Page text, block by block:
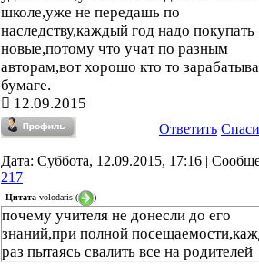
школе,уже не передашь по
наследству,каждый год надо покупать
новые,потому что учат по разным
авторам,вот хорошо кто то
бумаге.
12.09.2015
Ответить
Дата: Суббота, 12.09.2015, 17:16 |
217
Цитата volodaris ( )
почему учителя не донесли до его
знаний,при полной
раз пытаясь свалить все на родителей